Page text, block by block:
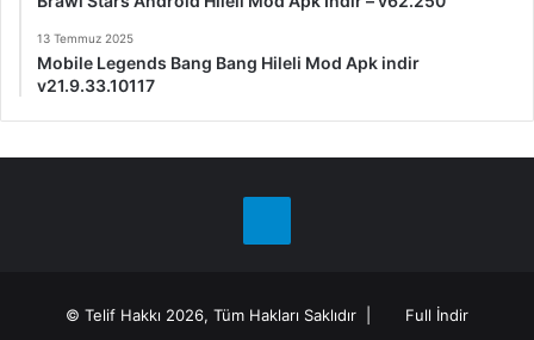
13 Temmuz 2025
Mobile Legends Bang Bang Hileli Mod Apk indir
v21.9.33.10117
© Telif Hakkı 2026, Tüm Hakları Saklıdır | Full İndir